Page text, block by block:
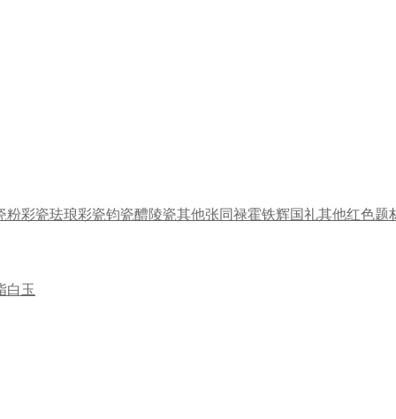
粉彩瓷珐琅彩瓷钧瓷醴陵瓷其他张同禄霍铁辉 国礼其他红色题
白玉